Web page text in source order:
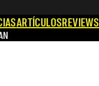
ARTÍCULOSREVIEWS